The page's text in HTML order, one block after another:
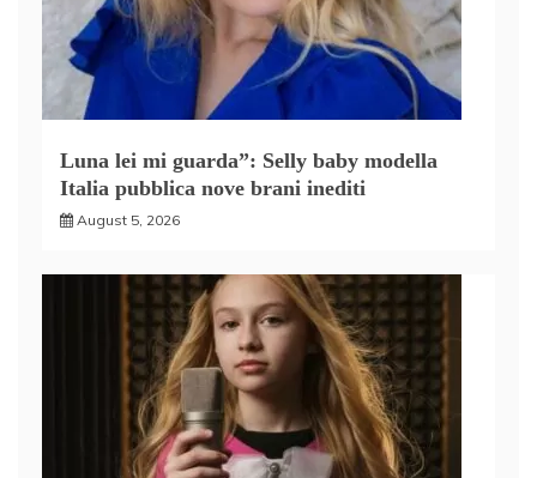
Luna lei mi guarda”: Selly baby modella
Italia pubblica nove brani inediti
August 5, 2026